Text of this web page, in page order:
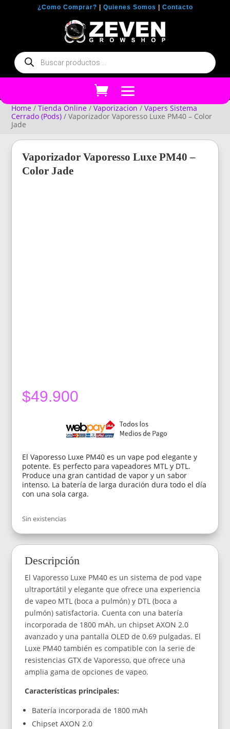
¿Como Comprar? Quienes Somos Contacto
Búsqueda
de
productos
Home /Tienda Online /Vaporizacion /Vapers Sistema
Cerrado (Pods) / Vaporizador Vaporesso Luxe PM40 – Color
Jade
Vaporizador Vaporesso Luxe PM40 –
Color Jade
$49.900
El Vaporesso Luxe PM40 es un vape pod elegante y
potente. Es perfecto para vapeadores MTL y DTL.
Produce una gran cantidad de vapor y un sabor
intenso. La batería de larga duración dura todo el día
con una sola carga.
Sin existencias
Descripción
El Vaporesso Luxe PM40 es un sistema de pod vape
ultraportátil y elegante que ofrece una experiencia
de vapeo MTL (boca a pulmón) y DTL (boca a
pulmón) satisfactoria. Cuenta con una batería
incorporada de 1800 mAh, un chipset AXON 2.0
avanzado y una pantalla OLED de 0.69 pulgadas. El
Luxe PM40 también es compatible con la serie de
resistencias GTX de Vaporesso, que ofrece una
amplia gama de opciones de vapeo.
Características principales:
Batería incorporada de 1800 mAh
Chipset AXON 2.0